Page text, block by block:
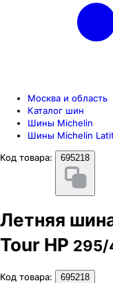
Москва и область
Каталог шин
Шины Michelin
Шины Michelin
Код товара:
695218
Летняя
Tour HP 295/
Код товара: 695218